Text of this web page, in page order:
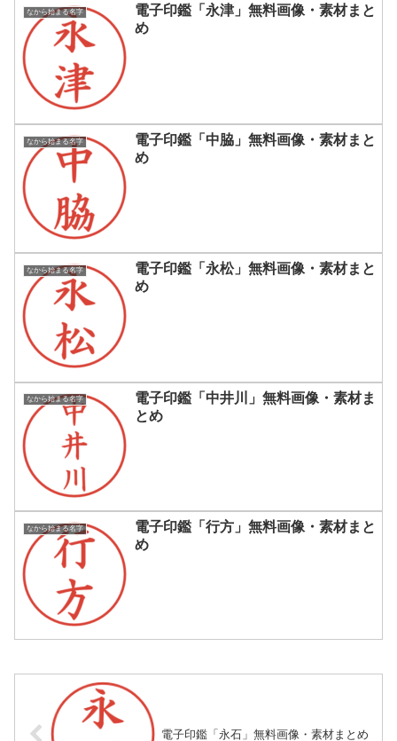
なから始まる名字
電子印鑑「永津」無料画像・素材まと
め
なから始まる名字
電子印鑑「中脇」無料画像・素材まと
め
なから始まる名字
電子印鑑「永松」無料画像・素材まと
め
なから始まる名字
電子印鑑「中井川」無料画像・素材ま
とめ
なから始まる名字
電子印鑑「行方」無料画像・素材まと
め
電子印鑑「永石」無料画像・素材まとめ